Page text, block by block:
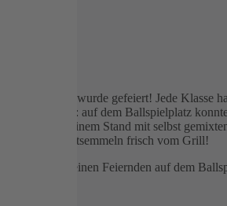
wurde gefeiert! Jede Klasse
ging es zu: auf dem Ballspielplatz
Gäste an einem Stand mit selbst
Bratwurstsemmeln frisch vom Grill!
und kleinen Feiernden auf dem